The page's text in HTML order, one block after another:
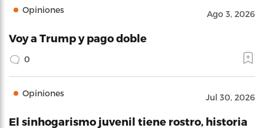
Opiniones Ago 3, 2026
Voy a Trump y pago doble
0
Opiniones Jul 30, 2026
El sinhogarismo juvenil tiene rostro, historia